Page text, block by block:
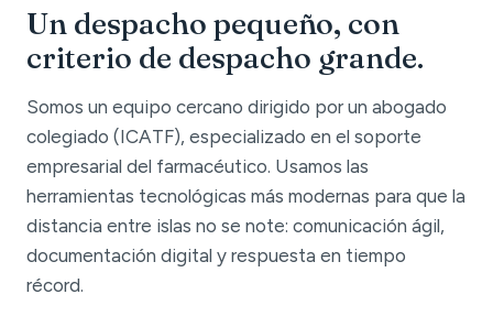
Un despacho pequeño, con
criterio de despacho grande.
Somos un equipo cercano dirigido por un abogado
colegiado (ICATF), especializado en el soporte
empresarial del farmacéutico. Usamos las
herramientas tecnológicas más modernas para que la
distancia entre islas no se note: comunicación ágil,
documentación digital y respuesta en tiempo
récord.